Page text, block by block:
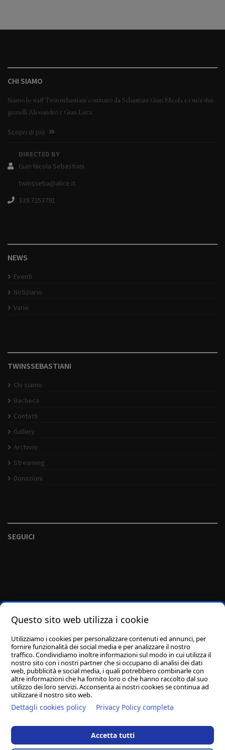
CHI SIAMO
Siamo lo staff Twinssebastiani costituito da Sebastiani Gian Nicola e i suoi due
gemelli Alessandro e Gian Luca.
Scopri di più
DIRECTED BY
Gian Nicola Sebastiani
twinsseba@alice.it
339.7253791
NEWS
Eventi
Notiziario
Varie
TWINSSEBASTIANI
Chi siamo
Bacheca
Contatti
Gallery
Archivio
Streaming
Donazioni
SEGUICI
Fai una donazione Streaming
Questo sito web utilizza i cookie
Utilizziamo i cookies per personalizzare contenuti ed annunci, per
fornire funzionalità dei social media e per analizzare il nostro
traffico. Condividiamo inoltre informazioni sul modo in cui utilizza il
nostro sito con i nostri partner che si occupano di analisi dei dati
web, pubblicità e social media, i quali potrebbero combinarle con
altre informazioni che ha fornito loro o che hanno raccolto dal suo
utilizzo dei loro servizi. Acconsenta ai nostri cookies se continua ad
utilizzare il nostro sito web.
Dettagli cookies policy Privacy Policy completa
Accetta tutti